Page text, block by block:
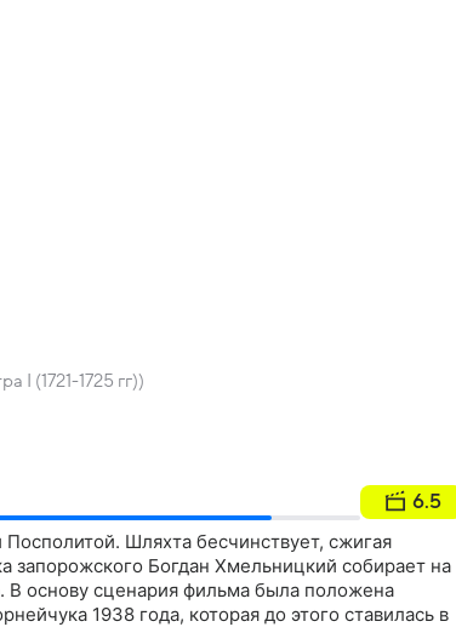
I (1721-1725 гг))
6.5
Шляхта бесчинствует, сжигая
запорожского Богдан Хмельницкий собирает на
В основу сценария фильма была положена
1938 года, которая до этого ставилась в